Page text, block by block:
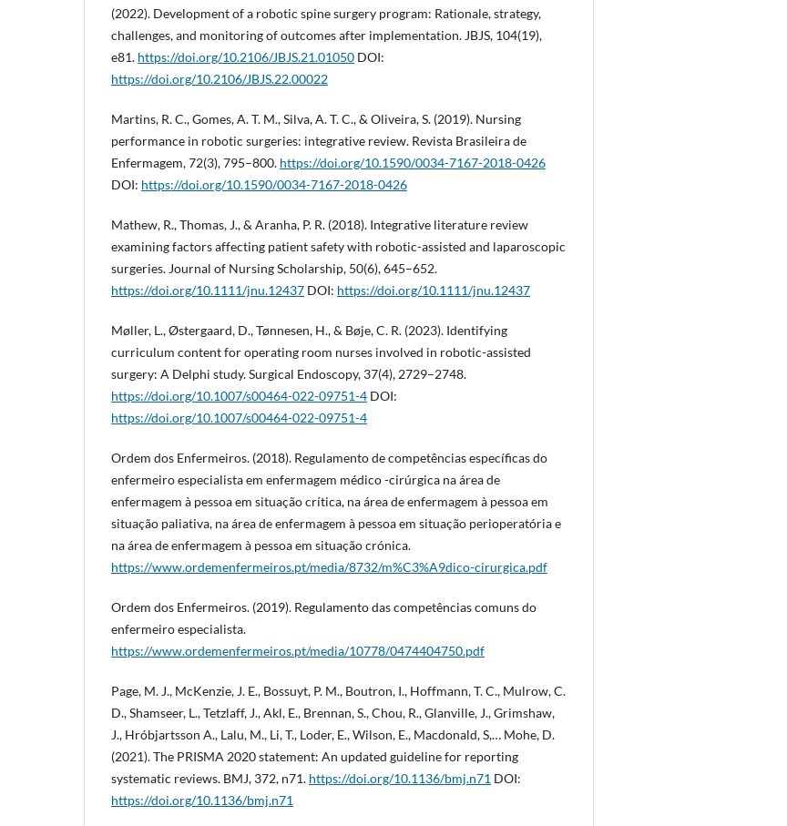
(2022). Development of a robotic spine surgery program: Rationale, strategy,
challenges, and monitoring of outcomes after implementation. JBJS, 104(19),
e81. https://doi.org/10.2106/JBJS.21.01050 DOI:
https://doi.org/10.2106/JBJS.22.00022
Martins, R. C., Gomes, A. T. M., Silva, A. T. C., & Oliveira, S. (2019). Nursing
performance in robotic surgeries: integrative review. Revista Brasileira de
Enfermagem, 72(3), 795–800. https://doi.org/10.1590/0034-7167-2018-0426
DOI: https://doi.org/10.1590/0034-7167-2018-0426
Mathew, R., Thomas, J., & Aranha, P. R. (2018). Integrative literature review
examining factors affecting patient safety with robotic-assisted and laparoscopic
surgeries. Journal of Nursing Scholarship, 50(6), 645–652.
https://doi.org/10.1111/jnu.12437 DOI: https://doi.org/10.1111/jnu.12437
Møller, L., Østergaard, D., Tønnesen, H., & Bøje, C. R. (2023). Identifying
curriculum content for operating room nurses involved in robotic-assisted
surgery: A Delphi study. Surgical Endoscopy, 37(4), 2729–2748.
https://doi.org/10.1007/s00464-022-09751-4 DOI:
https://doi.org/10.1007/s00464-022-09751-4
Ordem dos Enfermeiros. (2018). Regulamento de competências específicas do
enfermeiro especialista em enfermagem médico -cirúrgica na área de
enfermagem à pessoa em situação crítica, na área de enfermagem à pessoa em
situação paliativa, na área de enfermagem à pessoa em situação perioperatória e
na área de enfermagem à pessoa em situação crónica.
https://www.ordemenfermeiros.pt/media/8732/m%C3%A9dico-cirurgica.pdf
Ordem dos Enfermeiros. (2019). Regulamento das competências comuns do
enfermeiro especialista.
https://www.ordemenfermeiros.pt/media/10778/0474404750.pdf
Page, M. J., McKenzie, J. E., Bossuyt, P. M., Boutron, I., Hoffmann, T. C., Mulrow, C.
D., Shamseer, L., Tetzlaff, J., Akl, E., Brennan, S., Chou, R., Glanville, J., Grimshaw,
J., Hróbjartsson A., Lalu, M., Li, T., Loder, E., Wilson, E., Macdonald, S,… Mohe, D.
(2021). The PRISMA 2020 statement: An updated guideline for reporting
systematic reviews. BMJ, 372, n71. https://doi.org/10.1136/bmj.n71 DOI:
https://doi.org/10.1136/bmj.n71